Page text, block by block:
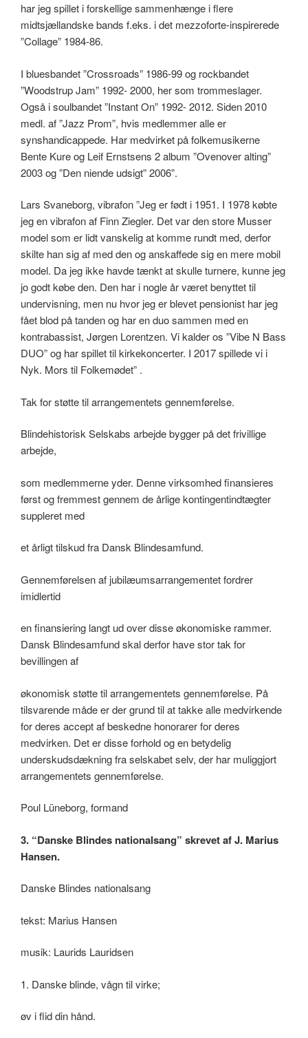
har jeg spillet i forskellige sammenhænge i flere
midtsjællandske bands f.eks. i det mezzoforte-inspirerede
”Collage” 1984-86.
I bluesbandet ”Crossroads” 1986-99 og rockbandet
”Woodstrup Jam” 1992- 2000, her som trommeslager.
Også i soulbandet ”Instant On” 1992- 2012. Siden 2010
medl. af ”Jazz Prom”, hvis medlemmer alle er
synshandicappede. Har medvirket på folkemusikerne
Bente Kure og Leif Ernstsens 2 album ”Ovenover alting”
2003 og ”Den niende udsigt” 2006”.
Lars Svaneborg, vibrafon ”Jeg er født i 1951. I 1978 købte
jeg en vibrafon af Finn Ziegler. Det var den store Musser
model som er lidt vanskelig at komme rundt med, derfor
skilte han sig af med den og anskaffede sig en mere mobil
model. Da jeg ikke havde tænkt at skulle turnere, kunne jeg
jo godt købe den. Den har i nogle år været benyttet til
undervisning, men nu hvor jeg er blevet pensionist har jeg
fået blod på tanden og har en duo sammen med en
kontrabassist, Jørgen Lorentzen. Vi kalder os ”Vibe N Bass
DUO” og har spillet til kirkekoncerter. I 2017 spillede vi i
Nyk. Mors til Folkemødet” .
Tak for støtte til arrangementets gennemførelse.
Blindehistorisk Selskabs arbejde bygger på det frivillige
arbejde,
som medlemmerne yder. Denne virksomhed finansieres
først og fremmest gennem de årlige kontingentindtægter
suppleret med
et årligt tilskud fra Dansk Blindesamfund.
Gennemførelsen af jubilæumsarrangementet fordrer
imidlertid
en finansiering langt ud over disse økonomiske rammer.
Dansk Blindesamfund skal derfor have stor tak for
bevillingen af
økonomisk støtte til arrangementets gennemførelse. På
tilsvarende måde er der grund til at takke alle medvirkende
for deres accept af beskedne honorarer for deres
medvirken. Det er disse forhold og en betydelig
underskudsdækning fra selskabet selv, der har muliggjort
arrangementets gennemførelse.
Poul Lüneborg, formand
3. “Danske Blindes nationalsang” skrevet af J. Marius
Hansen.
Danske Blindes nationalsang
tekst: Marius Hansen
musik: Laurids Lauridsen
1. Danske blinde, vågn til virke;
øv i flid din hånd.